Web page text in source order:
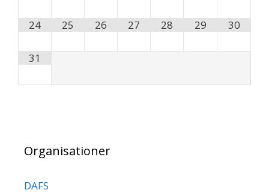
24 25 26 27 28 29 30
31
Organisationer
DAFS